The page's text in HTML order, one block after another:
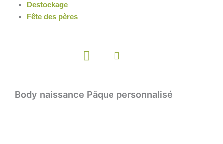
Destockage
Fête des pères
Panier
Body naissance Pâque personnalisé